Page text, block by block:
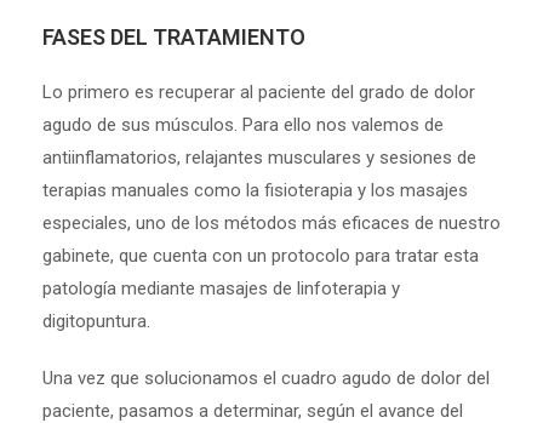
FASES DEL TRATAMIENTO
Lo primero es recuperar al paciente del grado de dolor
agudo de sus músculos. Para ello nos valemos de
antiinflamatorios, relajantes musculares y sesiones de
terapias manuales como la fisioterapia y los masajes
especiales, uno de los métodos más eficaces de nuestro
gabinete, que cuenta con un protocolo para tratar esta
patología mediante masajes de linfoterapia y
digitopuntura.
Una vez que solucionamos el cuadro agudo de dolor del
paciente, pasamos a determinar, según el avance del